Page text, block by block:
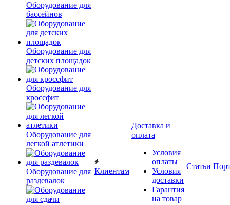
Оборудование для
бассейнов
Оборудование для
детских площадок
Оборудование для
кроссфит
Оборудование для
легкой атлетики
Оборудование для
раздевалок
Клиентам
Доставка и
оплата
Условия
оплаты
Условия
доставки
Гарантия
на товар
Статьи